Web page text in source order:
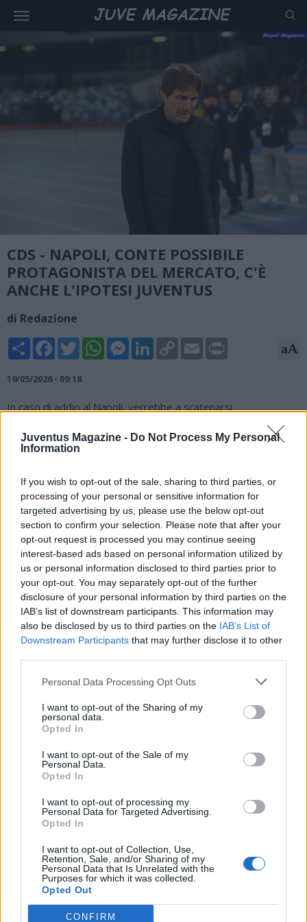
Juventus Magazine - Do Not Process My Personal
Information
If you wish to opt-out of the sale, sharing to third parties, or
processing of your personal or sensitive information for
targeted advertising by us, please use the below opt-out
section to confirm your selection. Please note that after your
opt-out request is processed you may continue seeing
interest-based ads based on personal information utilized by
us or personal information disclosed to third parties prior to
your opt-out. You may separately opt-out of the further
disclosure of your personal information by third parties on the
IAB’s list of downstream participants. This information may
also be disclosed by us to third parties on the IAB’s List of
Downstream Participants that may further disclose it to other
Personal Data Processing Opt Outs
I want to opt-out of the Sharing of my
personal data.
Opted In
I want to opt-out of the Sale of my
Personal Data.
Opted In
I want to opt-out of processing my
Personal Data for Targeted Advertising.
Opted In
I want to opt-out of Collection, Use,
Retention, Sale, and/or Sharing of my
Personal Data that Is Unrelated with the
Purposes for which it was collected.
Opted Out
CONFIRM
CDS - NAPOLI, CONTE POSSIBILE
PROTAGONISTA DEL MERCATO, C'È
ANCHE L'IPOTESI JUVENTUS
di Redazione
Share FacebookTwitterWhatsAppMessengerLinkedInCopy
Link
Email aA
19/05/2026 - 09:18
In caso di addio al Napoli, verrebbe a scatenarsi
diventerebbe l'uomo copertina della prossima sessione di
mercato. Come rileva il Corriere dello Sport, Il suo profilo fa
richiamo della Nazionale. Il palmares straordinario
dell'allenatore, tra i tecnici più vincenti d’Italia, proietta Conte
nel mirino di qualunque club di prima fascia con la necessità di
effettuare un'importante rifondazione e il suo addio al Napoli
farà effetto anche sul mercato.
Il materiale (testo, foto e video) consultabile in questo portale è di nostra proprietà.
Alcune foto (screenshot) ed articoli presenti su "Juventus Magazine" sono in parte giunti
da internet, in quanto arrivati alla nostra attenzione attraverso regolari comunicati
stampa con immagini e testi allegati ed autorizzati alla pubblicazione, e quindi valutati
di pubblico dominio. Se i soggetti o gli autori avessero qualcosa in contrario alla
redazione@napolimagazine.com), che provvederà prontamente alla rimozione.